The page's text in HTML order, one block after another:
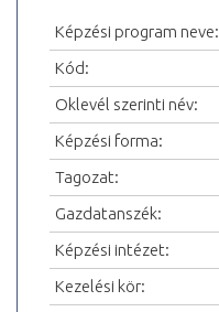
Képzési program neve:
Kód:
Oklevél szerinti név:
Képzési forma:
Tagozat:
Gazdatanszék:
Képzési intézet:
Kezelési kör: